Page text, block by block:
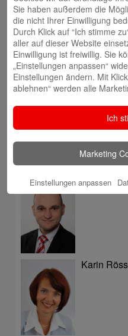
Susanne
Robert
Hendrik
Karin
Sie haben außerdem die
die nicht Ihrer Einwilligung
Durch Klick auf “Ich stimme
aller auf dieser Website
Einwilligung ist freiwillig. Sie
„Einstellungen anpassen“
Einstellungen ändern. Mit
ablehnen“ werden alle
Ich
Marketing
Einstellungen anpassen